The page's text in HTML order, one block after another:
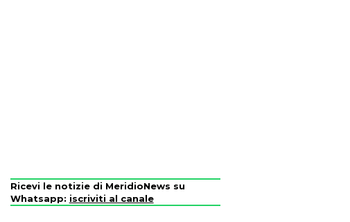
Ricevi le notizie di MeridioNews su
Whatsapp: iscriviti al canale